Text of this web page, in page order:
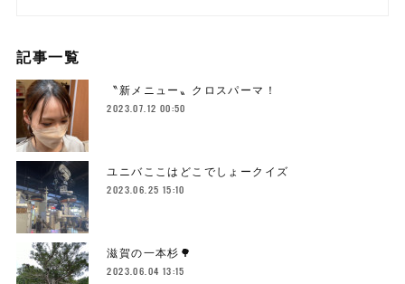
記事一覧
〝新メニュー〟クロスパーマ！
2023.07.12 00:50
ユニバここはどこでしょークイズ
2023.06.25 15:10
滋賀の一本杉🌳
2023.06.04 13:15